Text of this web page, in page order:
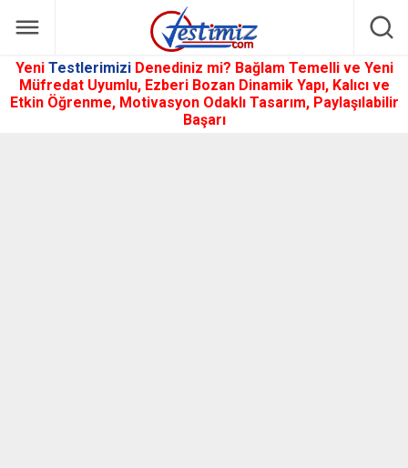
Yeni Testlerimizi Denediniz mi? Bağlam Temelli ve Yeni
Müfredat Uyumlu, Ezberi Bozan Dinamik Yapı, Kalıcı ve
Etkin Öğrenme, Motivasyon Odaklı Tasarım, Paylaşılabilir
Başarı